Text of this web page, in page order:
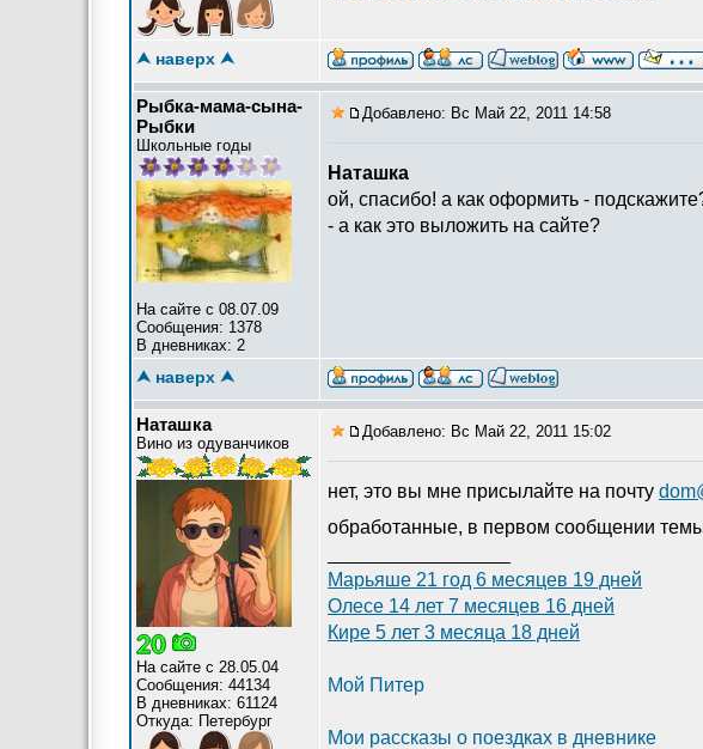
⮝ наверх ⮝
Рыбка-мама-сына-
Рыбки
Школьные годы
На сайте с 08.07.09
Сообщения: 1378
В дневниках: 2
Добавлено: Вс Май 22, 2011 14:58
Наташка
ой, спасибо! а как оформить -
- а как это выложить на сайте?
⮝ наверх ⮝
Наташка
Вино из одуванчиков
На сайте с 28.05.04
Сообщения: 44134
В дневниках: 61124
Откуда: Петербург
Добавлено: Вс Май 22, 2011 15:02
нет, это вы мне присылайте на почту
обработанные, в первом сообщении
Марьяше 21 год 6 месяцев 19 дней
Олесе 14 лет 7 месяцев 16 дней
Кире 5 лет 3 месяца 18 дней
Мой Питер
Мои рассказы о поездках в дневнике